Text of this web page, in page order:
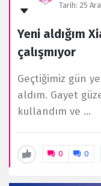
Latest
Tarih: 25
Yeni aldığım
çalışmıyor
Geçtiğimiz gün
aldım. Gayet
kullandım ve ...
0 0